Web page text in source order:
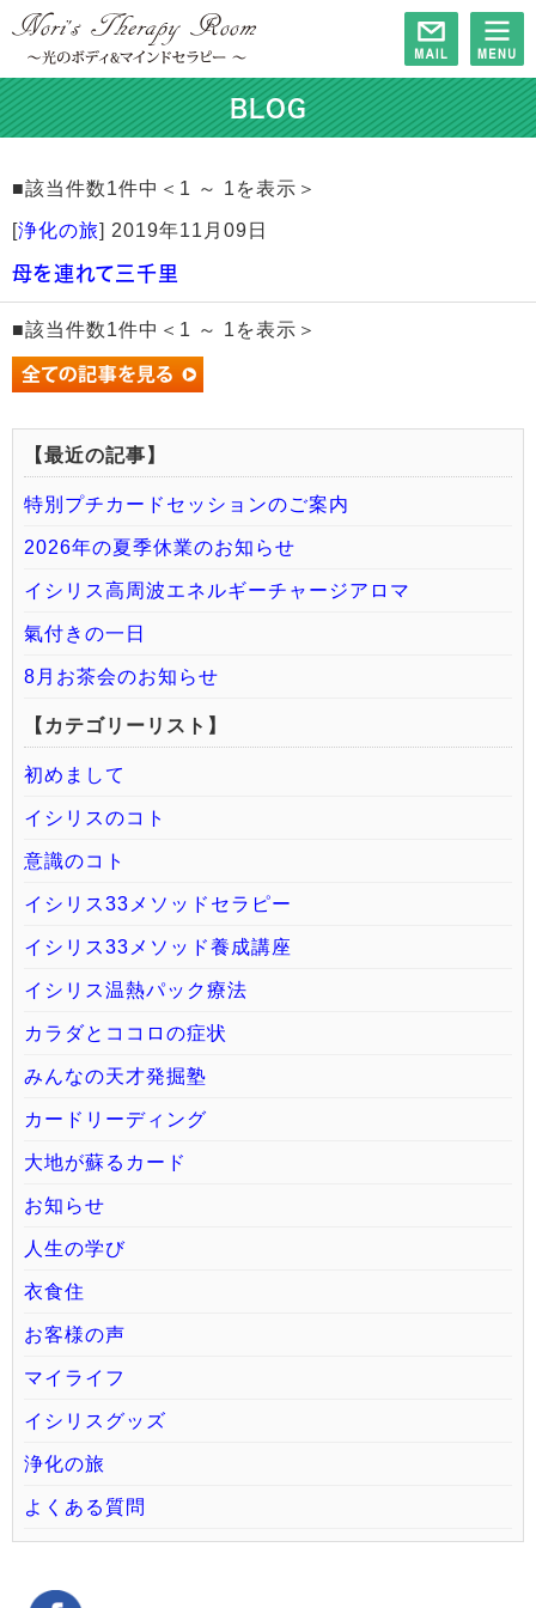
BLOG
■該当件数1件中＜1 ～ 1を表示＞
[浄化の旅] 2019年11月09日
母を連れて三千里
■該当件数1件中＜1 ～ 1を表示＞
【最近の記事】
特別プチカードセッションのご案内
2026年の夏季休業のお知らせ
イシリス高周波エネルギーチャージアロマ
氣付きの一日
8月お茶会のお知らせ
【カテゴリーリスト】
初めまして
イシリスのコト
意識のコト
イシリス33メソッドセラピー
イシリス33メソッド養成講座
イシリス温熱パック療法
カラダとココロの症状
みんなの天才発掘塾
カードリーディング
大地が蘇るカード
お知らせ
人生の学び
衣食住
お客様の声
マイライフ
イシリスグッズ
浄化の旅
よくある質問